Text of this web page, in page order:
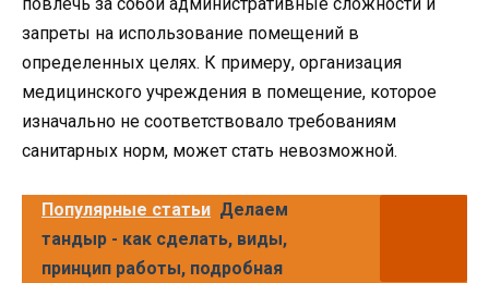
запреты на использование помещений в
определенных целях. К примеру, организация
медицинского учреждения в помещение, которое
изначально не соответствовало требованиям
санитарных норм, может стать невозможной.
Популярные статьи Делаем
тандыр - как сделать, виды,
принцип работы, подробная